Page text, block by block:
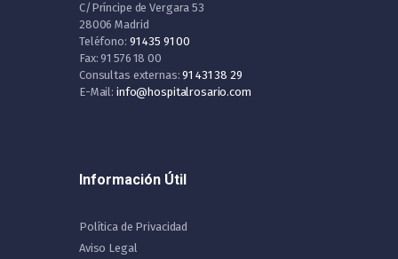
C/Príncipe de Vergara 53
28006 Madrid
Teléfono: 91 435 91 00
Fax: 91 576 18 00
Consultas externas:91 431 38 29
E-Mail: info@hospitalrosario.com
Información Útil
Política de Privacidad
Aviso Legal